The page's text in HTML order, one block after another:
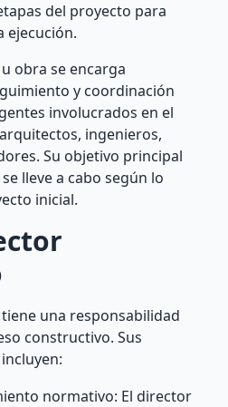
del proyecto para
ejecución.
obra se encarga
y coordinación
involucrados en el
ingenieros,
Su objetivo principal
lleve a cabo según lo
inicial.
una responsabilidad
constructivo. Sus
normativo: El director